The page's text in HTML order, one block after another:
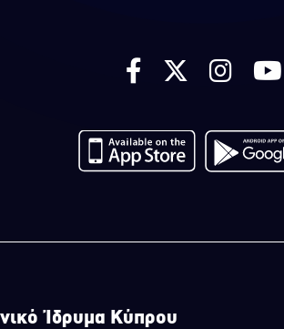
Ίδρυμα Κύπρου